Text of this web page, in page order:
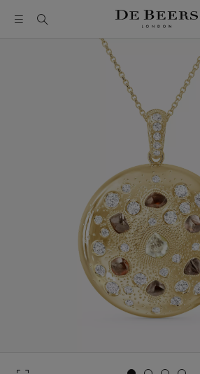
這是一個帶有一張大圖像和下面的縮圖